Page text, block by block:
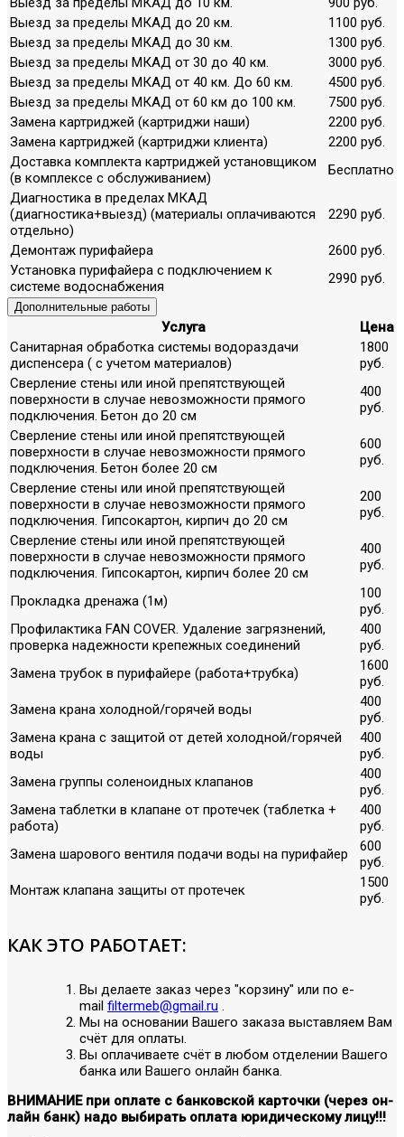
Выезд за пределы МКАД до 20 км.
1100 руб.
Выезд за пределы МКАД до 30 км.
1300 руб.
Выезд за пределы МКАД от 30 до 40 км.
3000 руб.
Выезд за пределы МКАД от 40 км. До 60 км.
4500 руб.
Выезд за пределы МКАД от 60 км до 100 км.
7500 руб.
Замена картриджей (картриджи наши)
2200 руб.
Замена картриджей (картриджи клиента)
2200 руб.
Доставка комплекта картриджей установщиком
(в комплексе с обслуживанием)
Бесплатно
Диагностика в пределах МКАД
(диагностика+выезд) (материалы оплачиваются
отдельно)
2290 руб.
Демонтаж пурифайера
2600 руб.
Установка пурифайера с подключением к
системе водоснабжения
2990 руб.
Дополнительные работы
Услуга
Цена
Санитарная обработка системы водораздачи
диспенсера ( с учетом материалов)
1800
руб.
Сверление стены или иной препятствующей
поверхности в случае невозможности прямого
подключения. Бетон до 20 см
400
руб.
Сверление стены или иной препятствующей
поверхности в случае невозможности прямого
подключения. Бетон более 20 см
600
руб.
Сверление стены или иной препятствующей
поверхности в случае невозможности прямого
подключения. Гипсокартон, кирпич до 20 см
200
руб.
Сверление стены или иной препятствующей
поверхности в случае невозможности прямого
подключения. Гипсокартон, кирпич более 20 см
400
руб.
Прокладка дренажа (1м)
100
руб.
Профилактика FAN COVER. Удаление загрязнений,
проверка надежности крепежных соединений
400
руб.
Замена трубок в пурифайере (работа+трубка)
1600
руб.
Замена крана холодной/горячей воды
400
руб.
Замена крана с защитой от детей холодной/горячей
воды
400
руб.
Замена группы соленоидных клапанов
400
руб.
Замена таблетки в клапане от протечек (таблетка +
работа)
400
руб.
Замена шарового вентиля подачи воды на пурифайер
600
руб.
Монтаж клапана защиты от протечек
1500
руб.
КАК ЭТО РАБОТАЕТ:
Вы делаете заказ через "корзину" или по е-
mail filtermeb@gmail.ru .
Мы на основании Вашего заказа выставляем Вам
счёт для оплаты.
Вы оплачиваете счёт в любом отделении Вашего
банка или Вашего онлайн банка.
ВНИМАНИЕ при оплате с банковской карточки (через он-
лайн банк) надо выбирать оплата юридическому лицу!!!